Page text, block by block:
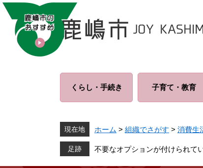
ペ
メ
くらし・ 手続き 子育て・ 教育
現在地 ホーム > 組織でさがす > 消費生
不要なオプションが付けられて